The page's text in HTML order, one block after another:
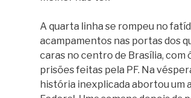
A quarta linha se rompeu no
acampamentos nas portas dos
caras no centro de Brasília,
prisões feitas pela PF. Na
história inexplicada abortou um